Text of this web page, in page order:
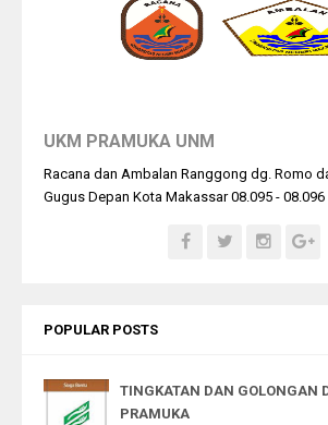
UKM PRAMUKA UNM
Racana dan Ambalan Ranggong dg. Romo
Gugus Depan Kota Makassar 08.095 - 08.096
POPULAR POSTS
TINGKATAN DAN GOLONGAN
PRAMUKA